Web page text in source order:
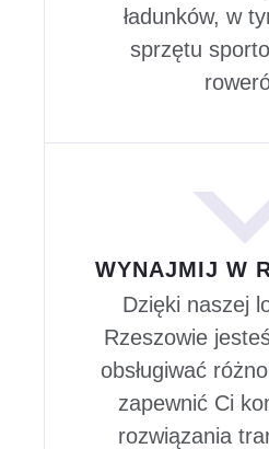
ładunków, w
sprzętu
WYNAJMIJ W
Dzięki naszej
Rzeszowie
obsługiwać
zapewnić Ci
rozwiązania